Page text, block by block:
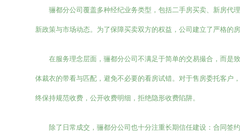
骊都分公司覆盖多种经纪业务类型，包括二手房买卖、新房代
新政策与市场动态。为了保障买卖双方的权益，公司建立了严格的
在服务理念层面，骊都分公司不满足于简单的交易撮合，而是
体裁衣的带看与匹配，避免不必要的看房试错。对于售房委托客户
终保持规范收费，公开收费明细，拒绝隐形收费陷阱。
除了日常成交，骊都分公司也十分注重长期信任建设：合同签